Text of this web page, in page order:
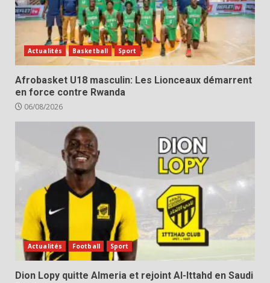
Actualités Basketball Sport
Afrobasket U18 masculin: Les Lionceaux démarrent
en force contre Rwanda
06/08/2026
Actualités Football Sport
Dion Lopy quitte Almeria et rejoint Al-Ittahd en Saudi